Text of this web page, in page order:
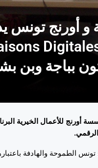
و أورنج تونس
بباجة وبن
أورنج للأعمال الخيرية
الرقمي.
تونس الطموحة والهادفة